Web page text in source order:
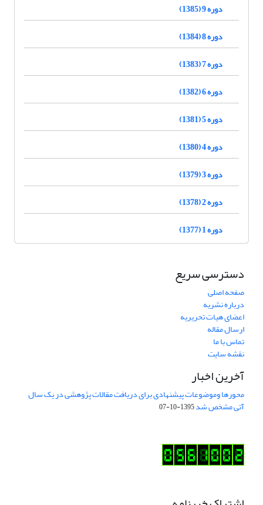
دوره 9 (1385)
دوره 8 (1384)
دوره 7 (1383)
دوره 6 (1382)
دوره 5 (1381)
دوره 4 (1380)
دوره 3 (1379)
دوره 2 (1378)
دوره 1 (1377)
دسترسی سریع
صفحه اصلی
درباره نشریه
اعضای هیات تحریریه
ارسال مقاله
تماس با ما
نقشه سایت
آخرین اخبار
محورها وموضوعات پیشنهادی برای دریافت مقالات پژوهشی در یک سال
آتی مشخص شد1395-10-07